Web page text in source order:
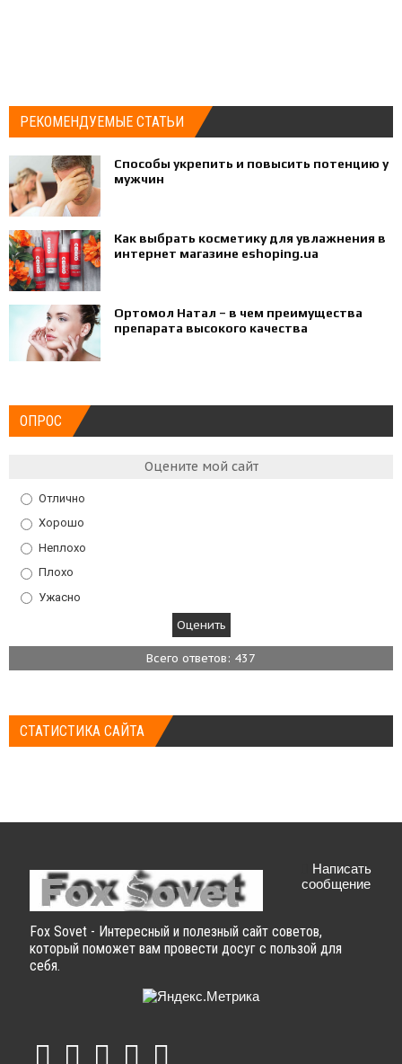
РЕКОМЕНДУЕМЫЕ СТАТЬИ
Способы укрепить и повысить потенцию у
мужчин
Как выбрать косметику для увлажнения в
интернет магазине eshoping.ua
Ортомол Натал – в чем преимущества
препарата высокого качества
ОПРОС
Оцените мой сайт
Отлично
Хорошо
Неплохо
Плохо
Ужасно
Всего ответов: 437
СТАТИСТИКА САЙТА
Fox Sovet - Интересный и полезный сайт советов,
который поможет вам провести досуг с пользой для
себя.
Написать
сообщение